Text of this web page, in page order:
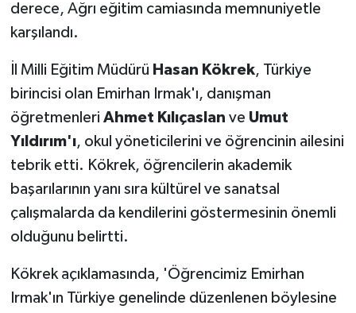
derece, Ağrı eğitim camiasında memnuniyetle
karşılandı.
İl Milli Eğitim Müdürü Hasan Kökrek, Türkiye
birincisi olan Emirhan Irmak'ı, danışman
öğretmenleri Ahmet Kılıçaslan ve Umut
Yıldırım'ı, okul yöneticilerini ve öğrencinin ailesini
tebrik etti. Kökrek, öğrencilerin akademik
başarılarının yanı sıra kültürel ve sanatsal
çalışmalarda da kendilerini göstermesinin önemli
olduğunu belirtti.
Kökrek açıklamasında, 'Öğrencimiz Emirhan
Irmak'ın Türkiye genelinde düzenlenen böylesine